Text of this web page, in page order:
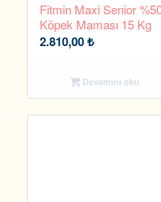
Fitmin Maxi Senior
Köpek Maması 15 Kg
2.810,00₺
Devamını oku